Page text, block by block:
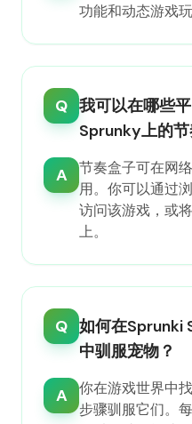
功能和动态游戏玩
Q 我可以在哪些
Sprunky上的节
A
节奏盒子可在网
用。你可以通过
访问该游戏，或
上。
Q 如何在Sprunki
中驯服宠物？
A
你在游戏世界中
步骤驯服它们。